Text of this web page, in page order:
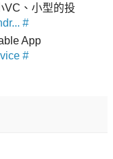
VC、小型的投
#
App
#